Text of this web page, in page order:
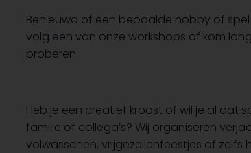
Benieuwd of een bepaalde hobby of spel
volg een van onze workshops of kom
proberen.
Heb je een creatief kroost of wil je al dat
familie of collega’s? Wij organiseren
volwassenen, vrijgezellenfeestjes of